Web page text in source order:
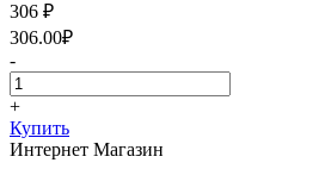
306 ₽
306.00₽
-
+
Купить
Интернет Магазин